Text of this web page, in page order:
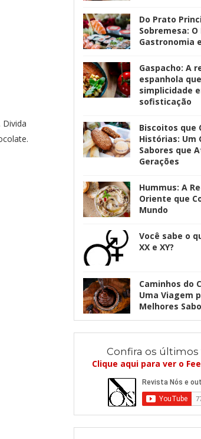
Do Prato
Sobremesa:
Gastronomia
Gaspacho: A
espanhola
simplicidade
sofisticação
Biscoitos que
Histórias: Um
Sabores que
Gerações
Hummus: A
Oriente que
Mundo
Você sabe o
XX e XY?
Caminhos do
Uma Viagem
Melhores
Confira os últimos
Clique aqui para ver o